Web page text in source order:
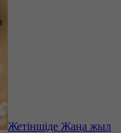
Жетіншіде Жаңа жыл